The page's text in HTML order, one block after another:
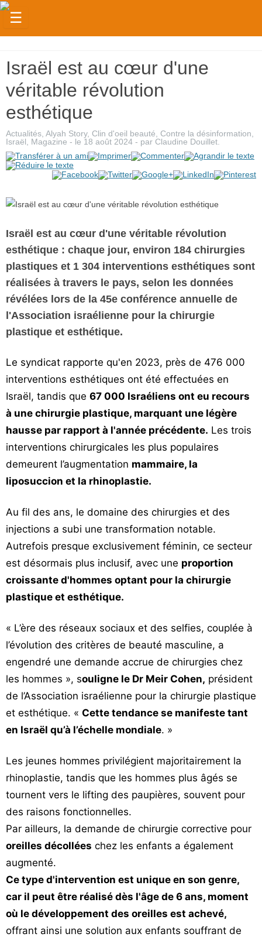
☰
Judaïsme
Magazine
Sorties
Culture
Radio
Tech
Insolites
Cuisine
Vos
chroniques
Les
bonnes
Israël est au cœur d'une
véritable révolution
esthétique
Actualités Alyah Story, Clin d'oeil beauté Contre la désinformation
Israël
Magazine - le 18 août 2024 - par Claudine Douillet
Israël est au cœur d'une véritable révolution
esthétique : chaque jour, environ 184 chirurgies
plastiques et 1 304 interventions esthétiques sont
réalisées à travers le pays, selon les données
révélées lors de la 45e conférence annuelle de
l'Association israélienne pour la chirurgie
plastique et esthétique.
Le syndicat rapporte qu'en 2023, près de 476 000
interventions esthétiques ont été effectuées en
Israël, tandis que 67 000 Israéliens ont eu recours
à une chirurgie plastique, marquant une légère
hausse par rapport à l'année précédente. Les trois
interventions chirurgicales les plus populaires
demeurent l’augmentation mammaire, la
liposuccion et la rhinoplastie.
Au fil des ans, le domaine des chirurgies et des
injections a subi une transformation notable.
Autrefois presque exclusivement féminin, ce secteur
est désormais plus inclusif, avec une proportion
croissante d'hommes optant pour la chirurgie
plastique et esthétique.
« L’ère des réseaux sociaux et des selfies, couplée à
l’évolution des critères de beauté masculine, a
engendré une demande accrue de chirurgies chez
les hommes », souligne le Dr Meir Cohen, président
de l’Association israélienne pour la chirurgie plastique
et esthétique. « Cette tendance se manifeste tant
en Israël qu’à l’échelle mondiale. »
Les jeunes hommes privilégient majoritairement la
rhinoplastie, tandis que les hommes plus âgés se
tournent vers le lifting des paupières, souvent pour
des raisons fonctionnelles.
Par ailleurs, la demande de chirurgie corrective pour
oreilles décollées chez les enfants a également
augmenté.
Ce type d'intervention est unique en son genre,
car il peut être réalisé dès l'âge de 6 ans, moment
où le développement des oreilles est achevé,
offrant ainsi une solution aux enfants souffrant de